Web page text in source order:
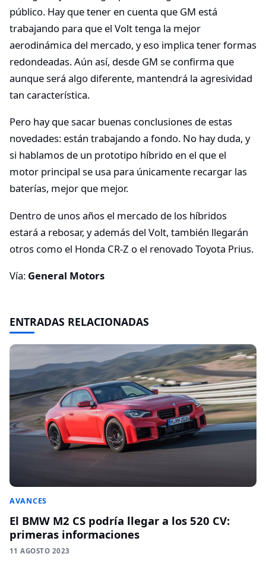
público. Hay que tener en cuenta que GM está
trabajando para que el Volt tenga la mejor
aerodinámica del mercado, y eso implica tener formas
redondeadas. Aún así, desde GM se confirma que
aunque será algo diferente, mantendrá la agresividad
tan característica.
Pero hay que sacar buenas conclusiones de estas
novedades: están trabajando a fondo. No hay duda, y
si hablamos de un prototipo híbrido en el que el
motor principal se usa para únicamente recargar las
baterías, mejor que mejor.
Dentro de unos años el mercado de los híbridos
estará a rebosar, y además del Volt, también llegarán
otros como el Honda CR-Z o el renovado Toyota Prius.
Vía: General Motors
ENTRADAS RELACIONADAS
AVANCES
El BMW M2 CS podría llegar a los 520 CV:
primeras informaciones
11 AGOSTO 2023